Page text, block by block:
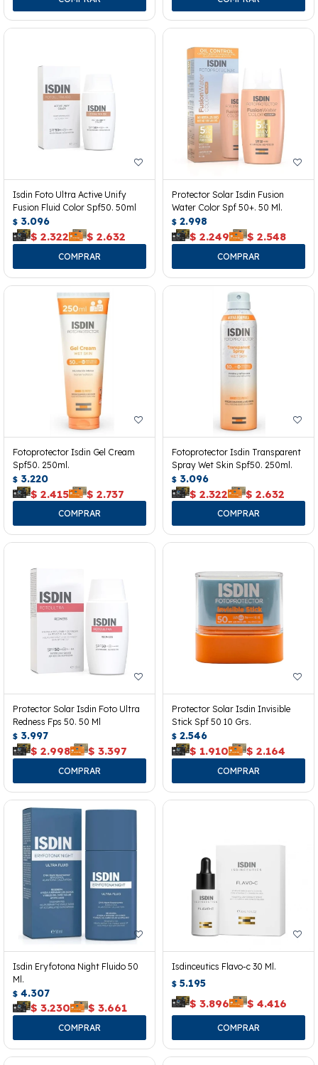
Isdin Foto Ultra Active Unify
Fusion Fluid Color Spf50. 50ml
$ 3.096
$ 2.322 $ 2.632
Protector Solar Isdin Fusion
Water Color Spf 50+. 50 Ml.
$ 2.998
$ 2.249 $ 2.548
Fotoprotector Isdin Gel Cream
Spf50. 250ml.
$ 3.220
$ 2.415 $ 2.737
Fotoprotector Isdin Transparent
Spray Wet Skin Spf50. 250ml.
$ 3.096
$ 2.322 $ 2.632
Protector Solar Isdin Foto Ultra
Redness Fps 50. 50 Ml
$ 3.997
$ 2.998 $ 3.397
Protector Solar Isdin Invisible
Stick Spf 50 10 Grs.
$ 2.546
$ 1.910 $ 2.164
Isdin Eryfotona Night Fluido 50
Ml.
$ 4.307
$ 3.230 $ 3.661
Isdinceutics Flavo-c 30 Ml.
$ 5.195
$ 3.896 $ 4.416